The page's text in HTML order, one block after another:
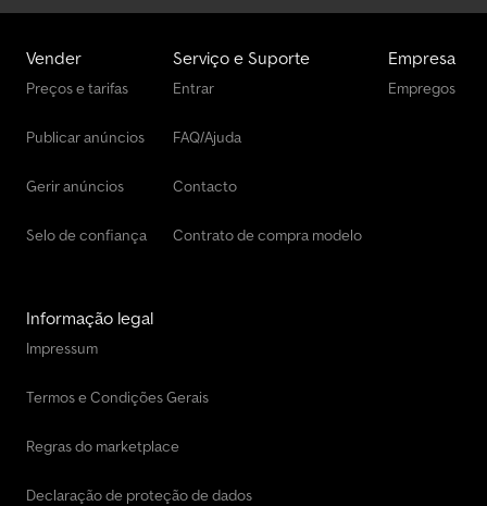
Vender
Preços e tarifas
Publicar anúncios
Gerir anúncios
Selo de confiança
Serviço e Suporte
Entrar
FAQ/Ajuda
Contacto
Contrato de compra modelo
Empresa
Empregos
Informação legal
Impressum
Termos e Condições Gerais
Regras do marketplace
Declaração de proteção de dados